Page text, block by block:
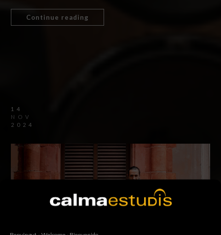
Continue reading
14
NOV
2024